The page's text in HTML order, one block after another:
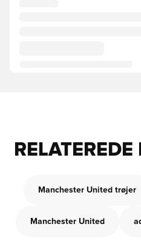
Manchester United trøjer
Manchester United